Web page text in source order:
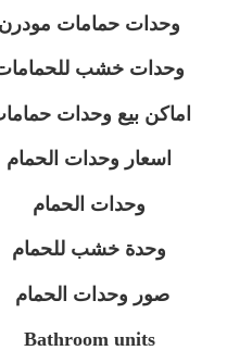
وحدات حمامات مودرن
وحدات خشب
اماكن بيع وحدات
اسعار وحدات الحمام
وحدات الحمام
وحدة خشب للحمام
صور وحدات الحمام
Bathroom units